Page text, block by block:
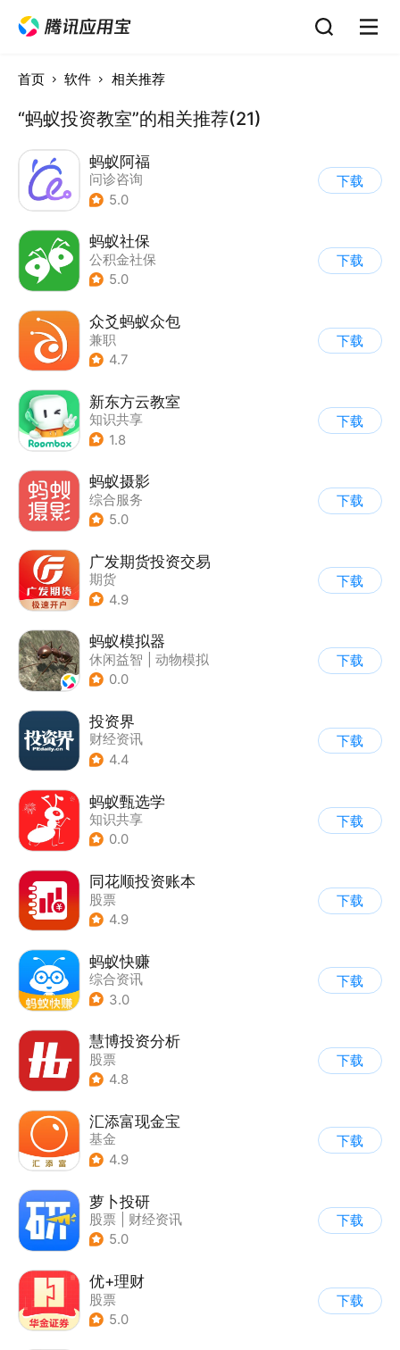
首页 软件 相关推荐
“蚂蚁投资教室”的相关推荐(21)
蚂蚁阿福
问诊咨询
5.0
下载
蚂蚁社保
公积金社保
5.0
下载
众爻蚂蚁众包
兼职
4.7
下载
新东方云教室
知识共享
1.8
下载
蚂蚁摄影
综合服务
5.0
下载
广发期货投资交易
期货
4.9
下载
蚂蚁模拟器
休闲益智
动物模拟
| 写实
0.0
下载
投资界
财经资讯
4.4
下载
蚂蚁甄选学
知识共享
0.0
下载
同花顺投资账本
股票
4.9
下载
蚂蚁快赚
综合资讯
3.0
下载
慧博投资分析
股票
4.8
下载
汇添富现金宝
基金
4.9
下载
萝卜投研
股票
财经资讯
5.0
下载
优+理财
股票
5.0
下载